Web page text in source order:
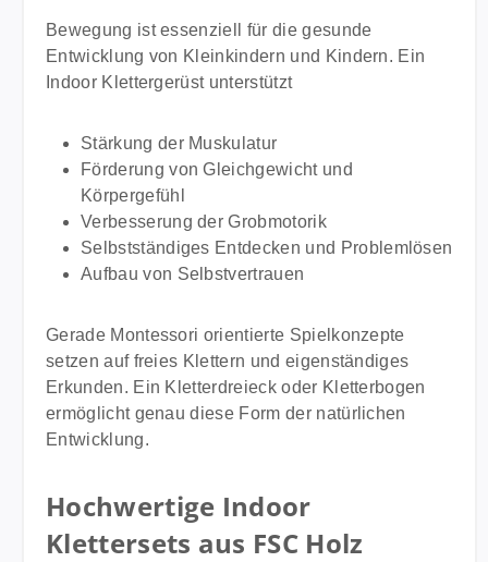
hochwertigen Verarbeitung begleitet sie Kinder über
mehrere Jahre hinweg und sorgt immer wieder für
neue Spielimpulse. Lieferumfang: Rutschrampe
Bewegung ist essenziell für die gesunde
Entwicklung von Kleinkindern und Kindern. Ein
Indoor Klettergerüst unterstützt
Stärkung der Muskulatur
Förderung von Gleichgewicht und
Körpergefühl
Verbesserung der Grobmotorik
Selbstständiges Entdecken und Problemlösen
Aufbau von Selbstvertrauen
Gerade Montessori orientierte Spielkonzepte
setzen auf freies Klettern und eigenständiges
Erkunden. Ein Kletterdreieck oder Kletterbogen
ermöglicht genau diese Form der natürlichen
Entwicklung.
Hochwertige Indoor
Klettersets aus FSC Holz